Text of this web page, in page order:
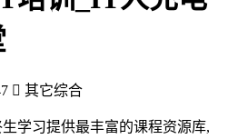
其它综合
学习提供最丰富的课程资源库,